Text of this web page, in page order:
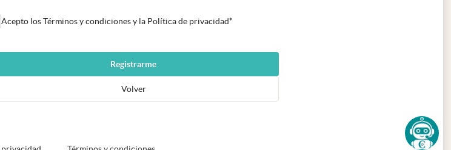
Acepto los Términos y condiciones y la Política de privacidad*
Registrarme
Volver